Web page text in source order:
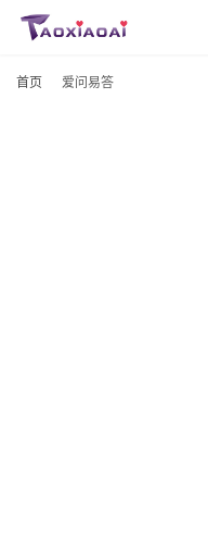
首页 爱问易答